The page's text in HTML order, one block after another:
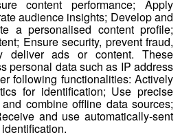
sur Twitter
content performance; Apply
audience insights; Develop and
a personalised content profile;
Ensure security, prevent fraud,
deliver ads or content. These
personal data such as IP address
following functionalities: Actively
for identification; Use precise
combine offline data sources;
and use automatically-sent